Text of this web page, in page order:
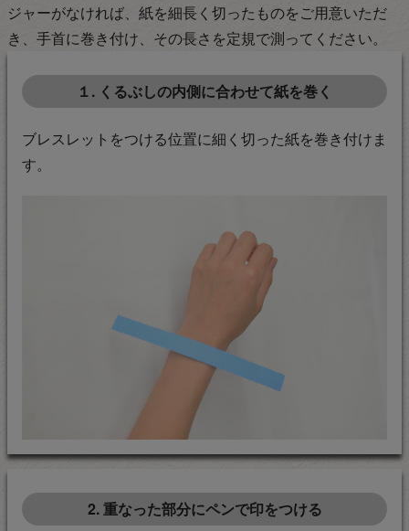
ジャーがなければ、紙を細長く切ったものをご用意いただ
き、手首に巻き付け、その長さを定規で測ってください。
１. くるぶしの内側に合わせて紙を巻く
ブレスレットをつける位置に細く切った紙を巻き付けま
す。
2. 重なった部分にペンで印をつける